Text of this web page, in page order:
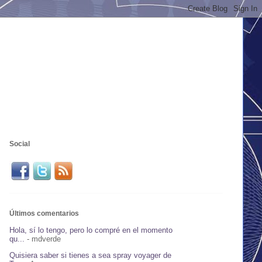
Social
Últimos comentarios
Hola, sí lo tengo, pero lo compré en el momento
qu...
- mdverde
Quisiera saber si tienes a sea spray voyager de